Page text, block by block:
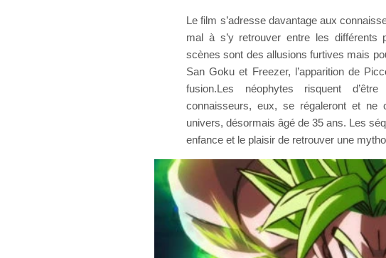
Le film s’adresse davantage aux
mal à s’y retrouver entre les différents
scènes sont des allusions furtives mais
San Goku et Freezer, l’apparition de
fusion.Les néophytes risquent
connaisseurs, eux, se régaleront et
univers, désormais âgé de 35 ans. Les
enfance et le plaisir de retrouver une